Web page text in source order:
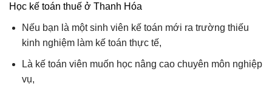
Học kế toán thuế ở Thanh Hóa
Nếu bạn là một sinh viên kế toán mới ra trường thiếu
kinh nghiệm làm kế toán thực tế,
Là kế toán viên muốn học nâng cao chuyên môn nghiệp
vụ,